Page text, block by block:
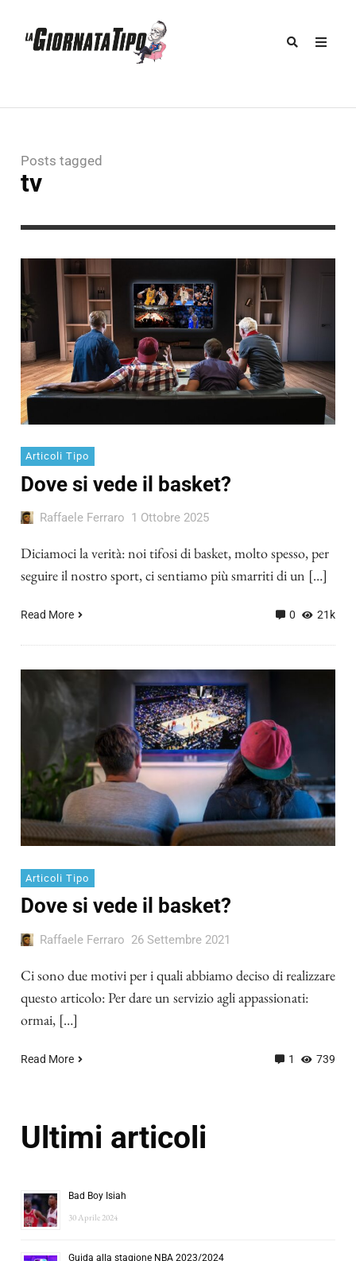
Posts tagged
tv
Articoli Tipo
Dove si vede il basket?
Raffaele Ferraro 1 Ottobre 2025
Diciamoci la verità: noi tifosi di basket, molto spesso, per
seguire il nostro sport, ci sentiamo più smarriti di un […]
Read More 0 21k
Articoli Tipo
Dove si vede il basket?
Raffaele Ferraro 26 Settembre 2021
Ci sono due motivi per i quali abbiamo deciso di realizzare
questo articolo: Per dare un servizio agli appassionati:
ormai, […]
Read More 1 739
Ultimi articoli
Bad Boy Isiah
30 Aprile 2024
Guida alla stagione NBA 2023/2024